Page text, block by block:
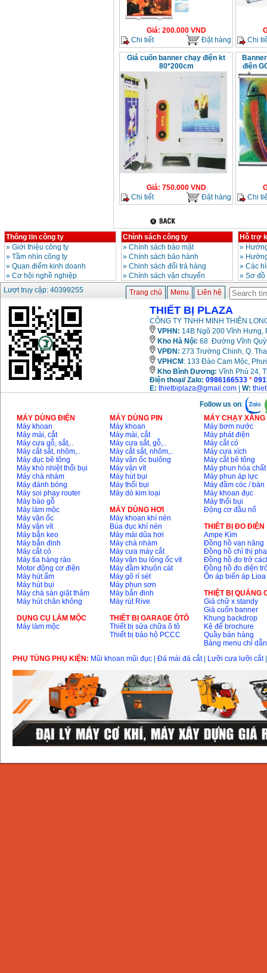
Giá: 200.000VND
Chi tiết
Đặt hàng
Chi
Giá cuốn banner chạy điện kt
80*200cm
Giá: 750.000VND
Chi tiết
Đặt hàng
điện
Chi
Thông tin công ty
» Giới thiệu công ty
» Tầm nhìn công ty
» Quan điểm kinh doanh
» Cơ hội nghề nghiệp
Chính sách công ty
» Chính sách bảo mật
» Chính sách bảo hành
» Chinh sách đổi trả hàng
» Chính sách vận chuyển
Hỗ trợ
»
»
» Các
» Sơ
Lượt truy cập: 40399255
Trang chủ Menu Liên hệ
THIẾT BỊ PLAZA
CÔNG TY TNHH MINH THIÊN
VPHN: 14B Ngõ 200 Vĩnh Hưng,
Kho Hà Nội: 68 Đường Vĩnh
VPĐN: 273 Trường Chinh, Q.
VPHCM : 133 Đào Cam Mộc,
Kho Bình Dương: Vĩnh Phú 24,
Điện thoại/ Zalo: 0986166533 *
E: thietbiplaza@gmail.com W:
Follow us on:
MÁY DÙNG ĐIỆN
Máy khoan
Máy mài, cắt
Máy cưa gỗ, sắt,..
Máy cắt sắt, nhôm,..
Máy đục bê tông
Máy khò nhiệt thổi bụi
Máy chà nhám
Máy đánh bóng
Máy soi phay router
Máy bào gỗ
Máy làm mộc
Máy vặn ốc
Máy vặn vít
Máy bắn keo
Máy bắn đinh
Máy cắt cỏ
Máy tỉa hàng rào
Motor động cơ điện
Máy hút ẩm
Máy hút bụi
Máy chà sàn giặt thảm
Máy hút chân không
DỤNG CỤ LÀM MỘC
Máy làm mộc
MÁY DÙNG PIN
Máy khoan
Máy mài, cắt
Máy cưa sắt, gỗ,..
Máy cắt sắt, nhôm,..
Máy vặn ốc bulông
Máy vặn vít
Máy hút bụi
Máy thổi bụi
Máy dò kim loại
MÁY DÙNG HƠI
Máy khoan khí nén
Búa đục khí nén
Máy mài dũa hơi
Máy chà nhám
Máy cưa máy cắt
Máy vặn bu lông ốc vít
Máy đầm khuôn cát
Máy gõ rỉ sét
Máy phun sơn
Máy bắn đinh
Máy rút Rive
THIÊT BỊ GARAGE ÔTÔ
Thiết bị sửa chữa ô tô
Thiết bị bảo hộ PCCC
MÁY CHẠY
Máy bơm nước
Máy phát điện
Máy cắt cỏ
Máy cưa xích
Máy cắt bê tông
Máy phun hóa chất
Máy phun áp lực
Máy đầm cóc / bàn
Máy khoan đục
Máy thổi bụi
Động cơ đầu nổ
THIÊT BỊ ĐO ĐIỆN
Ampe Kìm
Đồng hồ vạn năng
Đồng hồ chỉ thị pha
Đồng hồ đo trở
Đồng hồ đo điện
Ổn áp biến áp Lioa
THIỆT BỊ QUẢNG
Giá chữ x standy
Giá cuốn banner
Khung backdrop
Kệ để brochure
Quầy bán hàng
Bảng menu chỉ dẫn
PHỤ TÙNG PHỤ KIỆN: Mũi khoan mũi đục Đá mài đá cắt| Lưỡi cưa lưỡi cắt